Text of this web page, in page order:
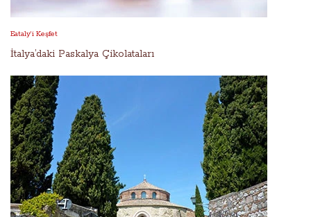
Eataly’i Keşfet
İtalya’daki Paskalya Çikolataları